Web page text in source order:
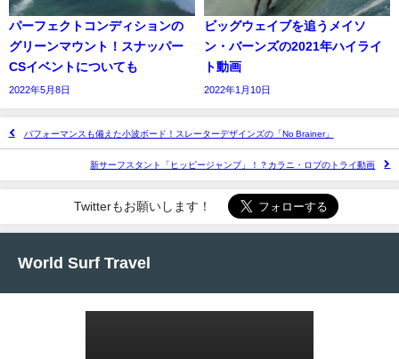
パーフェクトコンディションの
グリーンマウント！スナッパー
CSイベントについても
2022年5月8日
ビッグウェイブを追うメイソ
ン・バーンズの2021年ハイライ
ト動画
2022年1月10日
パフォーマンスも備えた小波ボード！スレーターデザインズの「No Brainer」
新サーフスタント「ヒッピージャンプ」！？カラニ・ロブのトライ動画
Twitterもお願いします！
World Surf Travel